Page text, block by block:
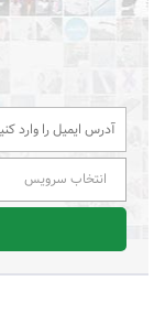
انتخاب سرویس